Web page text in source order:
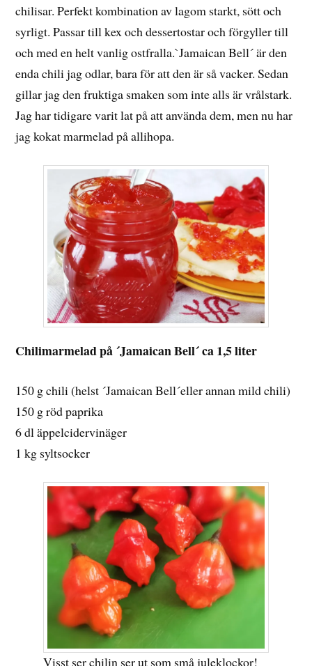
chilisar. Perfekt kombination av lagom starkt, sött och
syrligt. Passar till kex och dessertostar och förgyller till
och med en helt vanlig ostfralla.`Jamaican Bell´ är den
enda chili jag odlar, bara för att den är så vacker. Sedan
gillar jag den fruktiga smaken som inte alls är vrålstark.
Jag har tidigare varit lat på att använda dem, men nu har
jag kokat marmelad på allihopa.
Chilimarmelad på ´Jamaican Bell´ ca 1,5 liter
150 g chili (helst ´Jamaican Bell´eller annan mild chili)
150 g röd paprika
6 dl äppelcidervinäger
1 kg syltsocker
Visst ser chilin ser ut som små juleklockor!